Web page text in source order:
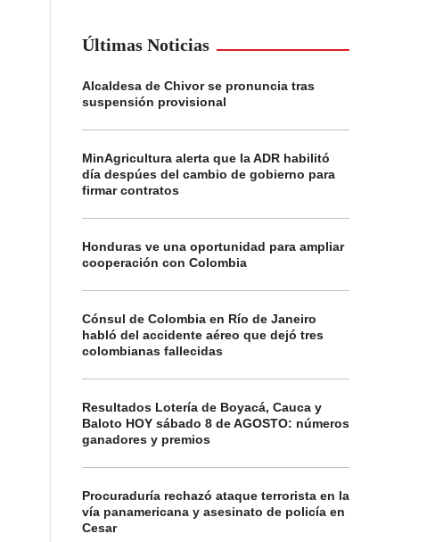
Últimas Noticias
Alcaldesa de Chivor se pronuncia tras
suspensión provisional
MinAgricultura alerta que la ADR habilitó
día despúes del cambio de gobierno para
firmar contratos
Honduras ve una oportunidad para ampliar
cooperación con Colombia
Cónsul de Colombia en Río de Janeiro
habló del accidente aéreo que dejó tres
colombianas fallecidas
Resultados Lotería de Boyacá, Cauca y
Baloto HOY sábado 8 de AGOSTO: números
ganadores y premios
Procuraduría rechazó ataque terrorista en la
vía panamericana y asesinato de policía en
Cesar